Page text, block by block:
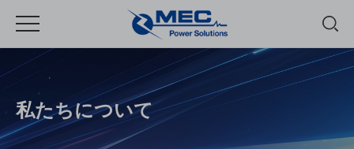
私たちについて